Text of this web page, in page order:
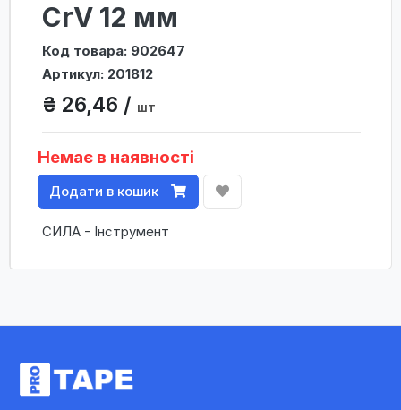
CrV 12 мм
Код товара: 902647
Артикул: 201812
₴ 26,46 / шт
Немає в наявності
Додати в кошик
СИЛА - Інструмент